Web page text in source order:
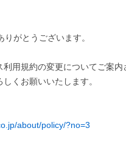
がとうございます。
用規約の変更についてご案内
くお願いいたします。
about/policy/?no=3